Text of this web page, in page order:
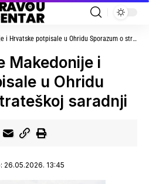
potpisale u Ohridu Sporazum o strateškoj saradnji
Makedonije i
u Ohridu
saradnji
26.05.2026. 13:45